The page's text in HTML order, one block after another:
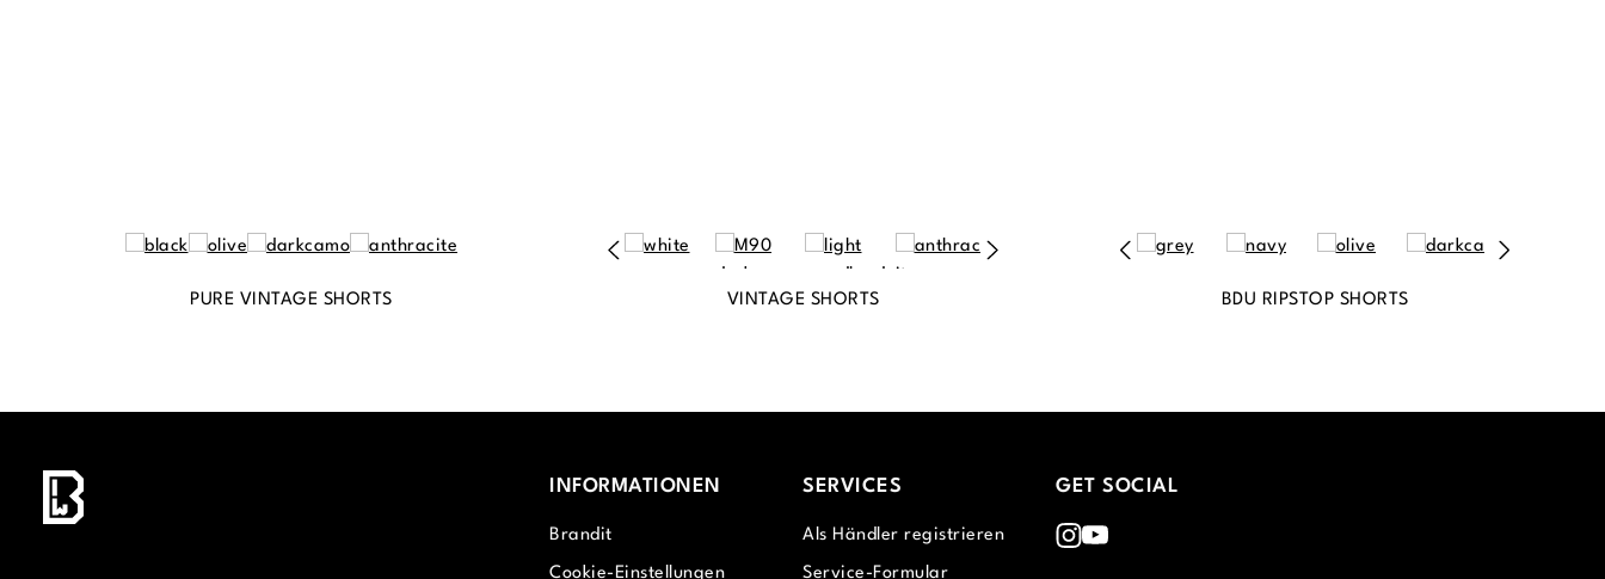
PURE VINTAGE SHORTS VINTAGE SHORTS BDU RIPSTOP SHORTS
INFORMATIONEN
Brandit
Cookie-Einstellungen
SERVICES
Als Händler registrieren
Service-Formular
GET SOCIAL
Instagram
Youtube